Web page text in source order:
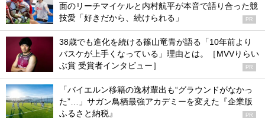
面のリーチマイケルと内村航平が本音で語り合った競
技愛「好きだから、続けられる」
PR
38歳でも進化を続ける篠山竜青が語る「10年前より
バスケが上手くなっている」理由とは。［MVVりらい
ぶ賞 受賞者インタビュー］
PR
「バイエルン移籍の逸材輩出も“グラウンドがなかっ
た”…」サガン鳥栖最強アカデミーを変えた『企業版
ふるさと納税』
PR